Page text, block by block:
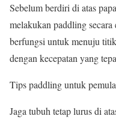
Sebelum berdiri di atas
melakukan paddling
berfungsi untuk menuju
dengan kecepatan yang
Tips paddling untuk
Jaga tubuh tetap lurus di